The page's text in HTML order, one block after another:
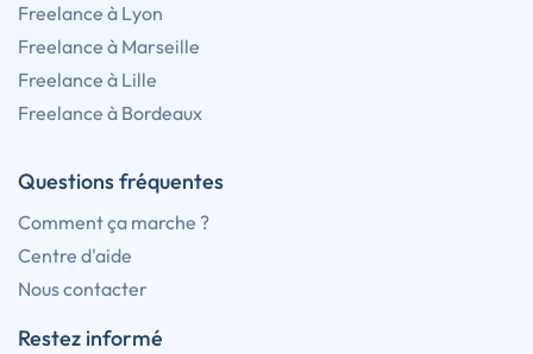
Freelance à Lyon
Freelance à Marseille
Freelance à Lille
Freelance à Bordeaux
Questions fréquentes
Comment ça marche ?
Centre d'aide
Nous contacter
Restez informé